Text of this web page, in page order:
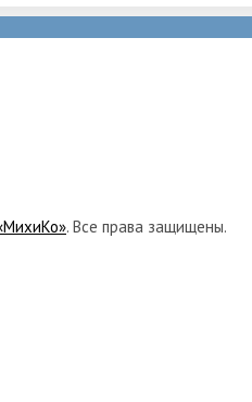
. Все права защищены.